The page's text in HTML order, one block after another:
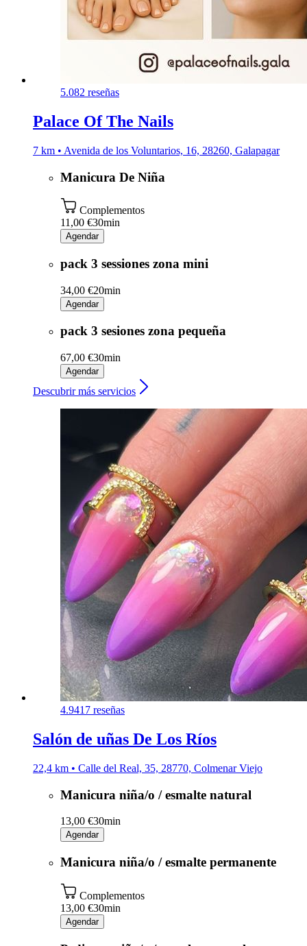
5.082 reseñas
Palace Of The Nails
7 km • Avenida de los Voluntarios, 16, 28260, Galapagar
Manicura De Niña
Complementos
11,00 €30min
Agendar
pack 3 sessiones zona mini
34,00 €20min
Agendar
pack 3 sesiones zona pequeña
67,00 €30min
Agendar
Descubrir más servicios
4.9417 reseñas
Salón de uñas De Los Ríos
22,4 km • Calle del Real, 35, 28770, Colmenar Viejo
Manicura niña/o / esmalte natural
13,00 €30min
Agendar
Manicura niña/o / esmalte permanente
Complementos
13,00 €30min
Agendar